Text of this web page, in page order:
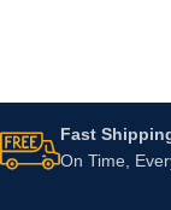
Fast
On Time,